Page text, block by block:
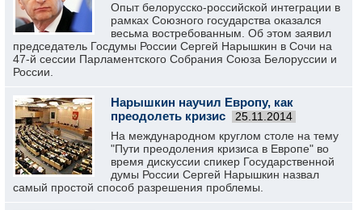
Опыт белорусско-российской интеграции в
рамках Союзного государства оказался
весьма востребованным. Об этом заявил
председатель Госдумы России Сергей Нарышкин в Сочи на
47-й сессии Парламентского Собрания Союза Белоруссии и
России.
Нарышкин научил Европу, как
преодолеть кризис
25.11.2014
На международном круглом столе на тему
"Пути преодоления кризиса в Европе" во
время дискуссии спикер Государственной
думы России Сергей Нарышкин назвал
самый простой способ разрешения проблемы.